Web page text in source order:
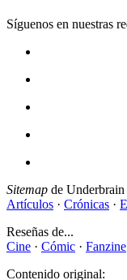
Síguenos en nuestras
Sitemap de Underbrain
Artículos · Crónicas ·
Reseñas de...
Cine · Cómic · Fanzine
Contenido original: